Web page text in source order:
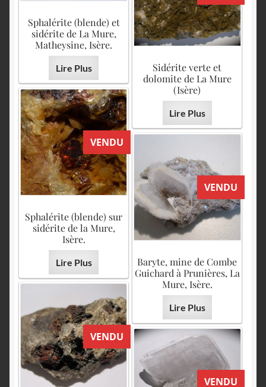
Sphalérite (blende) et
sidérite de La Mure,
Matheysine, Isère.
Lire Plus
Sidérite verte et
dolomite de La Mure
(Isère)
Lire Plus
VENDU
Sphalérite (blende) sur
sidérite de la Mure,
Isère.
Lire Plus
VENDU
Baryte, mine de Combe
Guichard à Prunières, La
Mure, Isère.
Lire Plus
VENDU
VENDU